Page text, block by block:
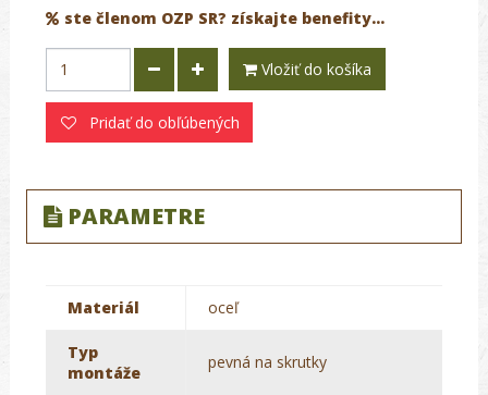
ste členom OZP SR? získajte benefity...
Vložiť do košíka
Pridať do obľúbených
PARAMETRE
Materiál oceľ
Typ
montáže
pevná na skrutky